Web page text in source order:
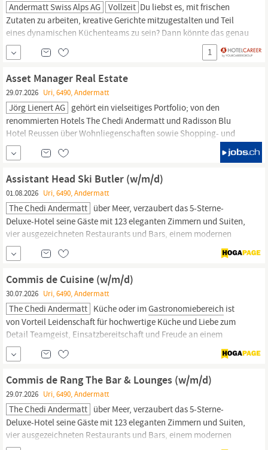
Andermatt Swiss Alps AG Vollzeit Du liebst es, mit frischen
Zutaten zu arbeiten, kreative Gerichte mitzugestalten und Teil
eines dynamischen Küchenteams zu sein? Dann könnte das genau
deine nächste Herausforderung sein. Im Swiss House Andermatt
verbinden wir moderne
mit alpinem Charme – und
1
Asset Manager Real Estate
29.07.2026 Uri, 6490, Andermatt
Jörg Lienert AG gehört ein vielseitiges Portfolio; von den
renommierten Hotels The Chedi Andermatt und Radisson Blu
Hotel Reussen über Wohnliegenschaften sowie Shopping- und
Gastronomieangeboten
bis hin zum 18-Loch-Championship-
Golfplatz und der preisgekrönten Konzerthalle. Mit ihrem starken
Engagement zählt die Andermatt Swiss Alps AG zu den
bedeutendsten Arbeitgeberinnen der Region
Assistant Head Ski Butler (w/m/d)
01.08.2026 Uri, 6490, Andermatt
The Chedi Andermatt über Meer, verzaubert das 5-Sterne-
Deluxe-Hotel seine Gäste mit 123 eleganten Zimmern und Suiten,
vier ausgezeichneten Restaurants und Bars, einem modernen
Health Club und einem Wellnessbereich, der in der Schweiz wohl
einzigartig ist, eine Oase der Ruhe und Entspannung – auf 2’400
Quadratmetern. Der bekannte Hotel- und
GaultMillau
Commis de Cuisine (w/m/d)
30.07.2026 Uri, 6490, Andermatt
The Chedi Andermatt Küche oder imGastronomiebereich ist
von Vorteil Leidenschaft für hochwertige Küche und Liebe zum
Detail Teamgeist, Einsatzbereitschaft und Freude an einem
schnelllebigen Umfeld Flexibilität bezüglich Arbeitszeiten und
unterschiedlichen Aufgabenbereichen Selbständige, präzise und
sorgfältige Arbeitsweise Darauf kannst du dich freuen Arbeitsplatz
in...
Commis de Rang The Bar & Lounges (w/m/d)
29.07.2026 Uri, 6490, Andermatt
The Chedi Andermatt über Meer, verzaubert das 5-Sterne-
Deluxe-Hotel seine Gäste mit 123 eleganten Zimmern und Suiten,
vier ausgezeichneten Restaurants und Bars, einem modernen
Health Club und einem Wellnessbereich, der in der Schweiz wohl